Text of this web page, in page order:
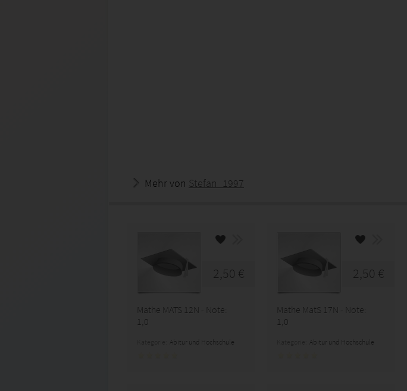
Mehr von Stefan_1997
2,50 €
Mathe MATS 12N - Note:
1,0
Abitur und Hochschule
2,50 €
Mathe MatS 17N - Note:
1,0
Abitur und Hochschule